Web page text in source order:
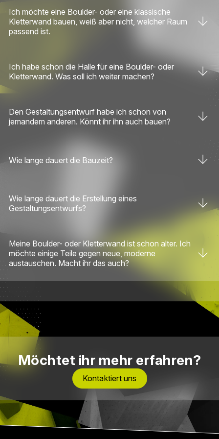
Ich möchte eine Boulder- oder eine klassische
Kletterwand bauen, weiß aber nicht, welcher Raum
passend ist.
Ich habe schon die Halle für eine Boulder- oder
Kletterwand. Was soll ich weiter machen?
Den Gestaltungsentwurf habe ich schon von
jemandem anderen. Könnt ihr ihn auch bauen?
Wie lange dauert die Bauzeit?
Wie lange dauert die Erstellung eines
Gestaltungsentwurfs?
Meine Boulder- oder Kletterwand ist schon älter. Ich
möchte einige Teile gegen neue, moderne
austauschen. Macht ihr das auch?
Möchtet ihr mehr erfahren?
Kontaktiert uns